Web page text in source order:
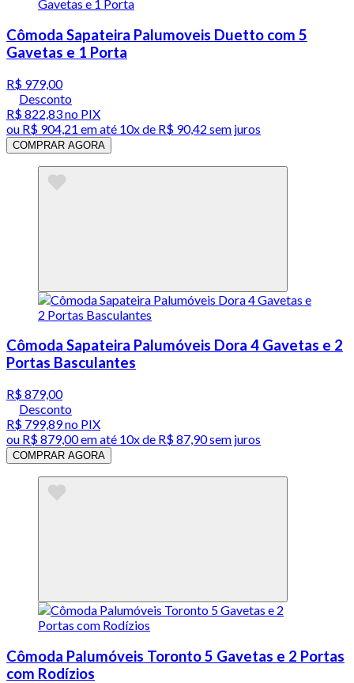
Cômoda Sapateira Palumoveis Duetto com 5
Gavetas e 1 Porta
R$ 979,00
Desconto
R$ 822,83no PIX
ou R$ 904,21 em até 10x de R$ 90,42 sem juros
COMPRAR AGORA
Cômoda Sapateira Palumóveis Dora 4 Gavetas e 2
Portas Basculantes
R$ 879,00
Desconto
R$ 799,89no PIX
ou R$ 879,00em até 10x de R$ 87,90 sem juros
COMPRAR AGORA
Cômoda Palumóveis Toronto 5 Gavetas e 2 Portas
com Rodízios